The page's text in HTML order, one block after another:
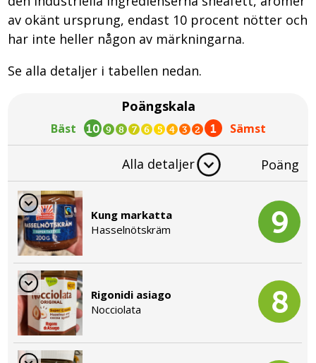
av okänt ursprung, endast 10 procent nötter och
har inte heller någon av märkningarna.
Se alla detaljer i tabellen nedan.
Poängskala
Bäst 10 9 8 7 6 5 4 3 2 1 Sämst
Alla detaljer Poäng
Kung markatta
Hasselnötskräm
9
Rigonidi asiago
Nocciolata
8